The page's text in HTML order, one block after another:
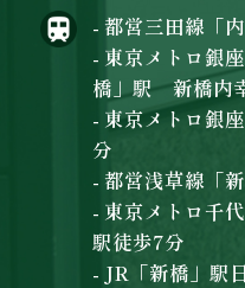
- 都営三田線「
- 東京メトロ銀
橋」駅 新橋内
- 東京メトロ銀
分
- 都営浅草線「
- 東京メトロ千
駅徒歩7分
- JR「新橋」駅